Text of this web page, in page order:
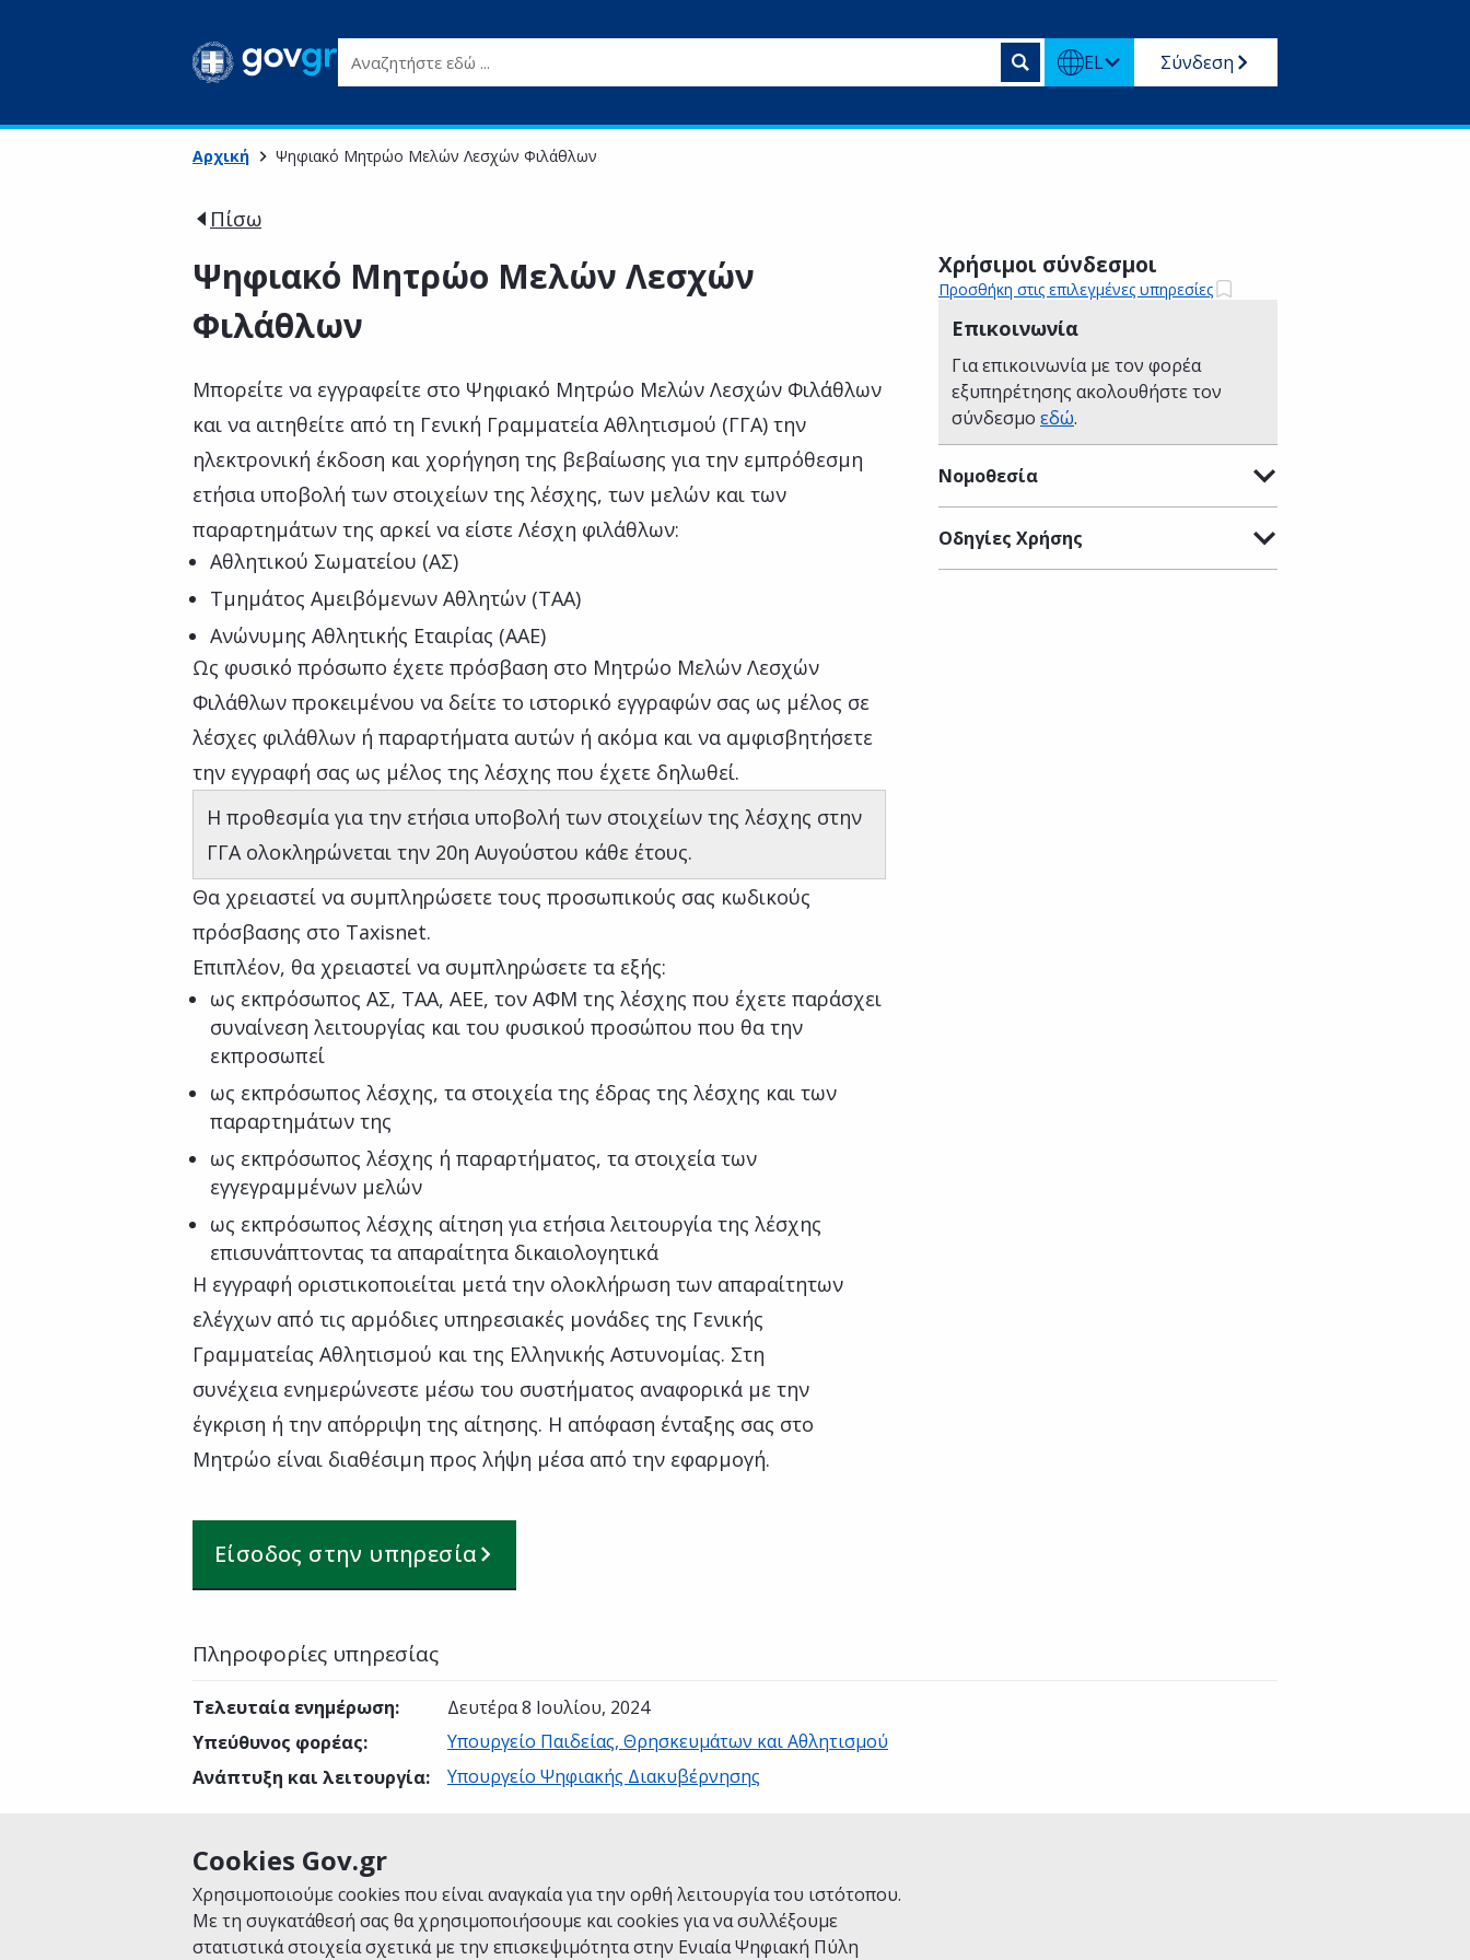
Cookies Gov.gr
Χρησιμοποιούμε cookies που είναι αναγκαία για την ορθή λειτουργία του ιστότοπου.
Με τη συγκατάθεσή σας θα χρησιμοποιήσουμε και cookies για να συλλέξουμε
στατιστικά στοιχεία σχετικά με την επισκεψιμότητα στην Ενιαία Ψηφιακή Πύλη
Αναζητήστε εδώ ... EL Σύνδεση
Αρχική Ψηφιακό Μητρώο Μελών Λεσχών Φιλάθλων
Πίσω
Ψηφιακό Μητρώο Μελών Λεσχών
Φιλάθλων
Μπορείτε να εγγραφείτε στο Ψηφιακό Μητρώο Μελών Λεσχών Φιλάθλων
και να αιτηθείτε από τη Γενική Γραμματεία Αθλητισμού (ΓΓΑ) την
ηλεκτρονική έκδοση και χορήγηση της βεβαίωσης για την εμπρόθεσμη
ετήσια υποβολή των στοιχείων της λέσχης, των μελών και των
παραρτημάτων της αρκεί να είστε Λέσχη φιλάθλων:
Αθλητικού Σωματείου (ΑΣ)
Τμημάτος Αμειβόμενων Αθλητών (ΤΑΑ)
Ανώνυμης Αθλητικής Εταιρίας (ΑΑΕ)
Ως φυσικό πρόσωπο έχετε πρόσβαση στο Μητρώο Μελών Λεσχών
Φιλάθλων προκειμένου να δείτε το ιστορικό εγγραφών σας ως μέλος σε
λέσχες φιλάθλων ή παραρτήματα αυτών ή ακόμα και να αμφισβητήσετε
την εγγραφή σας ως μέλος της λέσχης που έχετε δηλωθεί.
Η προθεσμία για την ετήσια υποβολή των στοιχείων της λέσχης στην
ΓΓΑ ολοκληρώνεται την 20η Αυγούστου κάθε έτους.
Θα χρειαστεί να συμπληρώσετε τους προσωπικούς σας κωδικούς
πρόσβασης στο Taxisnet.
Επιπλέον, θα χρειαστεί να συμπληρώσετε τα εξής:
ως εκπρόσωπος ΑΣ, ΤΑΑ, ΑΕΕ, τον ΑΦΜ της λέσχης που έχετε παράσχει
συναίνεση λειτουργίας και του φυσικού προσώπου που θα την
εκπροσωπεί
ως εκπρόσωπος λέσχης, τα στοιχεία της έδρας της λέσχης και των
παραρτημάτων της
ως εκπρόσωπος λέσχης ή παραρτήματος, τα στοιχεία των
εγγεγραμμένων μελών
ως εκπρόσωπος λέσχης αίτηση για ετήσια λειτουργία της λέσχης
επισυνάπτοντας τα απαραίτητα δικαιολογητικά
Η εγγραφή οριστικοποιείται μετά την ολοκλήρωση των απαραίτητων
ελέγχων από τις αρμόδιες υπηρεσιακές μονάδες της Γενικής
Γραμματείας Αθλητισμού και της Ελληνικής Αστυνομίας. Στη
συνέχεια ενημερώνεστε μέσω του συστήματος αναφορικά με την
έγκριση ή την απόρριψη της αίτησης. Η απόφαση ένταξης σας στο
Μητρώο είναι διαθέσιμη προς λήψη μέσα από την εφαρμογή.
Είσοδος στην υπηρεσία
Χρήσιμοι σύνδεσμοι
Προσθήκη στις επιλεγμένες υπηρεσίες
Επικοινωνία
Για επικοινωνία με τον φορέα
εξυπηρέτησης ακολουθήστε τον
σύνδεσμο εδώ.
Νομοθεσία
Οδηγίες Χρήσης
Πληροφορίες υπηρεσίας
Τελευταία ενημέρωση:
Δευτέρα 8 Ιουλίου, 2024
Υπεύθυνος φορέας:
Υπουργείο Παιδείας, Θρησκευμάτων και Αθλητισμού
Ανάπτυξη και λειτουργία: Υπουργείο Ψηφιακής Διακυβέρνησης
Είναι χρήσιμη αυτή η σελίδα;